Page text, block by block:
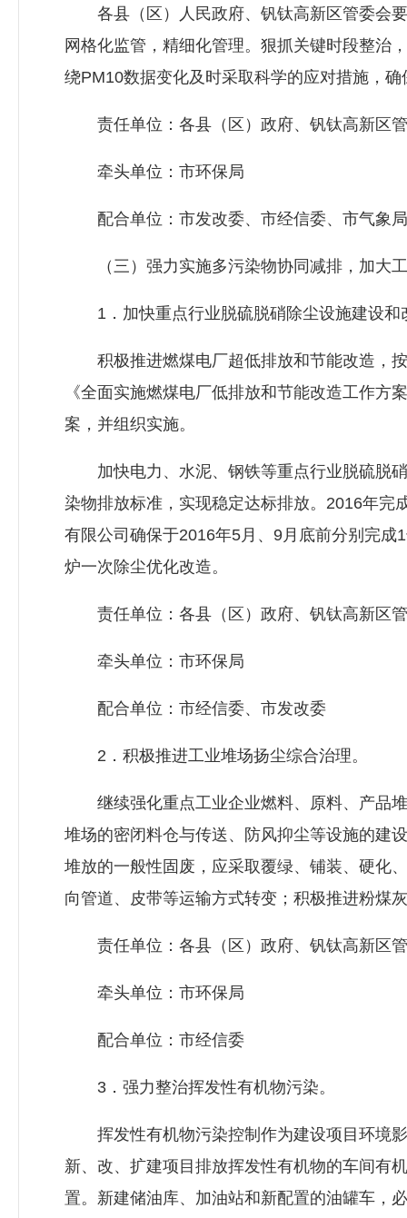
各县（区）人民政府、钒钛高新区管委会要
网格化监管，精细化管理。狠抓关键时段整治
绕PM10数据变化及时采取科学的应对措施，
责任单位：各县（区）政府、钒钛高新区
牵头单位：市环保局
配合单位：市发改委、市经信委、市气象局
（三）强力实施多污染物协同减排，加大
1．加快重点行业脱硫脱硝除尘设施建设和
积极推进燃煤电厂超低排放和节能改造，按
《全面实施燃煤电厂低排放和节能改造工作
案，并组织实施。
加快电力、水泥、钢铁等重点行业脱硫脱硝
染物排放标准，实现稳定达标排放。2016年完
有限公司确保于2016年5月、9月底前分别完
炉一次除尘优化改造。
责任单位：各县（区）政府、钒钛高新区管
牵头单位：市环保局
配合单位：市经信委、市发改委
2．积极推进工业堆场扬尘综合治理。
继续强化重点工业企业燃料、原料、产品堆
堆场的密闭料仓与传送、防风抑尘等设施的建
堆放的一般性固废，应采取覆绿、铺装、硬化
向管道、皮带等运输方式转变；积极推进粉煤
责任单位：各县（区）政府、钒钛高新区管
牵头单位：市环保局
配合单位：市经信委
3．强力整治挥发性有机物污染。
挥发性有机物污染控制作为建设项目环境影
新、改、扩建项目排放挥发性有机物的车间有
置。新建储油库、加油站和新配置的油罐车，